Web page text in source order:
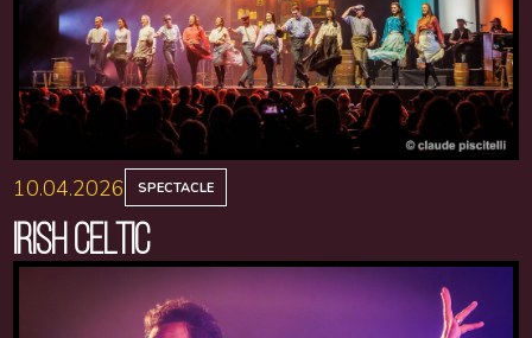
10.04.2026 SPECTACLE
IRISH CELTIC